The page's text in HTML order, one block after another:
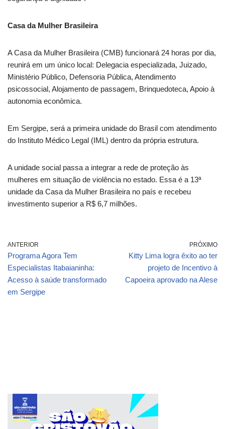
Casa da Mulher Brasileira
A Casa da Mulher Brasileira (CMB) funcionará 24 horas por dia,
reunirá em um único local: Delegacia especializada, Juizado,
Ministério Público, Defensoria Pública, Atendimento
psicossocial, Alojamento de passagem, Brinquedoteca, Apoio à
autonomia econômica.
Em Sergipe, será a primeira unidade do Brasil com atendimento
do Instituto Médico Legal (IML) dentro da própria estrutura.
A unidade social passa a integrar a rede de proteção às
mulheres em situação de violência no estado. Essa é a 13ª
unidade da Casa da Mulher Brasileira no país e recebeu
investimento superior a R$ 6,7 milhões.
ANTERIOR
Programa Agora Tem
Especialistas Itabaianinha:
Acesso à saúde transformado
em Sergipe
PRÓXIMO
Kitty Lima logra êxito ao ter
projeto de Incentivo à
Capoeira aprovado na Alese